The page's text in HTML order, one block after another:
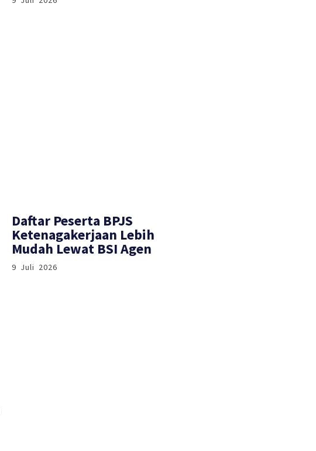
Daftar Peserta BPJS
Ketenagakerjaan Lebih
Mudah Lewat BSI Agen
9 Juli 2026